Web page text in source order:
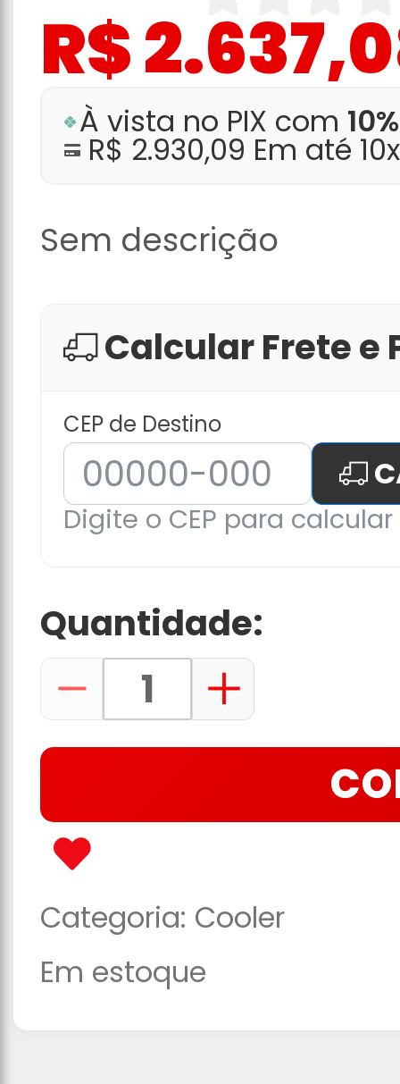
R$
À vista no PIX com
R$ 2.930,09 Em até
Sem descrição
Calcular Frete e
CEP de Destino
Digite o CEP para
Quantidade:
Categoria: Cooler
Em estoque